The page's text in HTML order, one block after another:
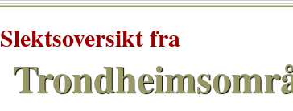
Slektsoversikt fra